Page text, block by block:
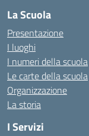
La Scuola
Presentazione
I luoghi
I numeri della scuola
Le carte della scuola
Organizzazione
La storia
I Servizi